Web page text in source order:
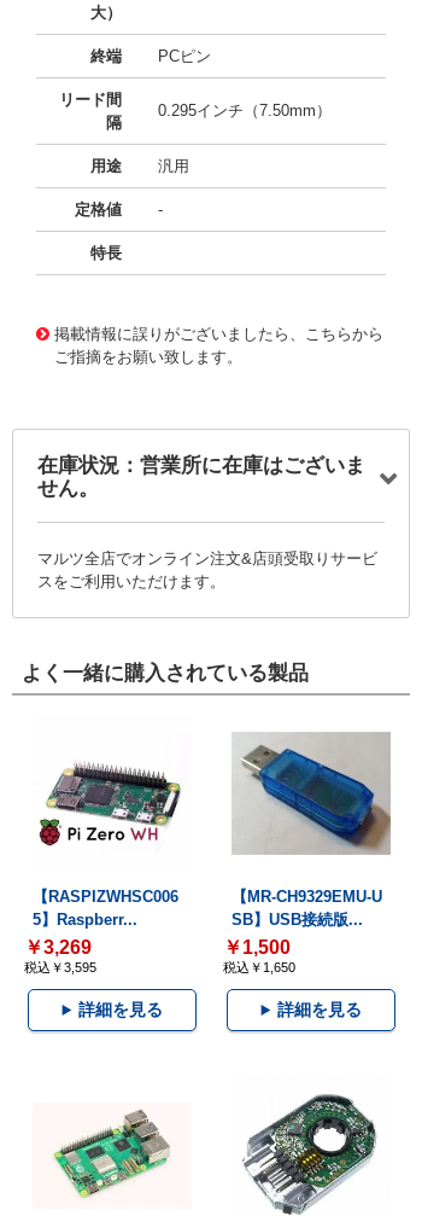
大）
終端 PCピン
リード間
隔
0.295インチ（7.50mm）
用途 汎用
定格値 -
特長
掲載情報に誤りがございましたら、こちらから
ご指摘をお願い致します。
在庫状況：営業所に在庫はございま
せん。
マルツ全店でオンライン注文&店頭受取りサービ
スをご利用いただけます。
よく一緒に購入されている製品
【RASPIZWHSC006
5】Raspberr...
￥3,269
税込￥3,595
詳細を見る
【MR-CH9329EMU-U
SB】USB接続版...
￥1,500
税込￥1,650
詳細を見る